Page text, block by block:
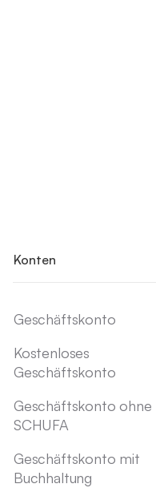
Konten
Geschäftskonto
Kostenloses
Geschäftskonto
Geschäftskonto ohne
SCHUFA
Geschäftskonto mit
Buchhaltung